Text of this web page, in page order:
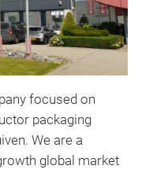
focused on
packaging
We are a
global market